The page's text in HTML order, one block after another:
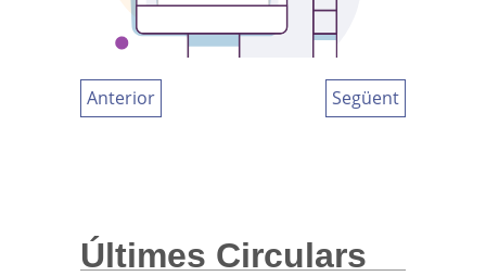
Anterior Següent
Últimes Circulars